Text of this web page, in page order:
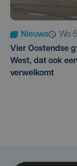
Nieuws
wo
Vier Oostendse
West, dat ook
verwelkomt